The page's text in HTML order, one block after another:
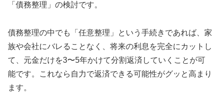
「債務整理」の検討です。
債務整理の中でも「任意整理」という手続きであれば、家
族や会社にバレることなく、将来の利息を完全にカットし
て、元金だけを3〜5年かけて分割返済していくことが可
能です。これなら自力で返済できる可能性がグッと高まり
ます。